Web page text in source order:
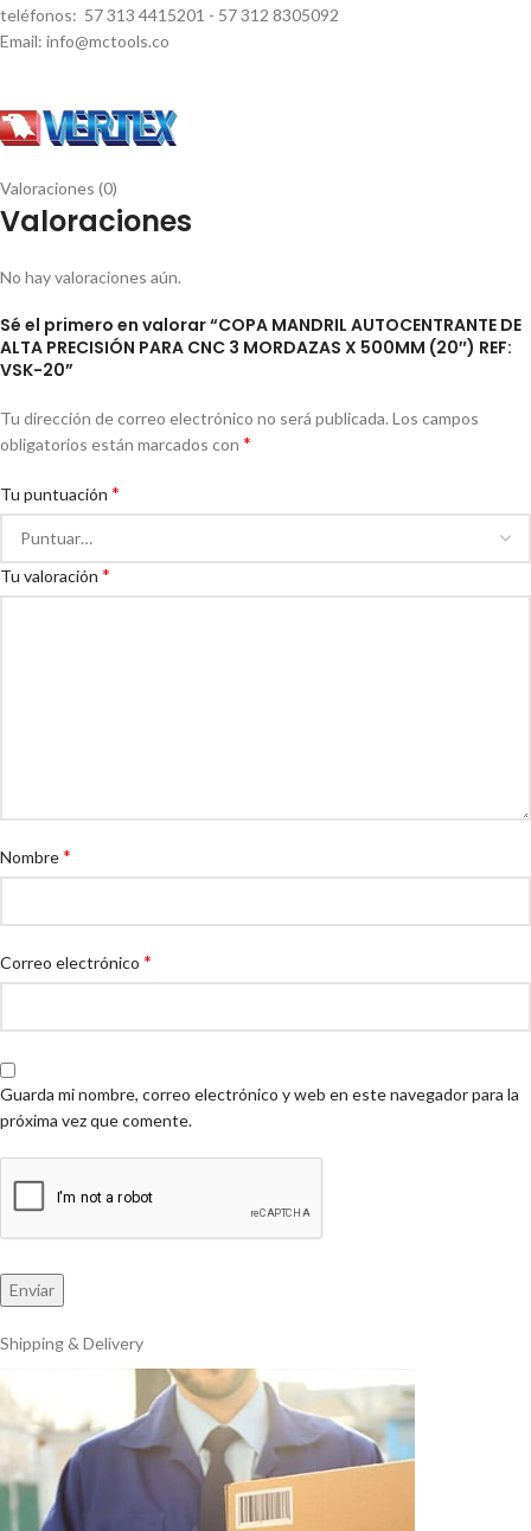
teléfonos: 57 313 4415201 - 57 312 8305092
Email: info@mctools.co
Valoraciones (0)
Valoraciones
No hay valoraciones aún.
Sé el primero en valorar “COPA MANDRIL AUTOCENTRANTE DE
ALTA PRECISIÓN PARA CNC 3 MORDAZAS X 500MM (20″) REF:
VSK-20”
Tu dirección de correo electrónico no será publicada. Los campos
obligatorios están marcados con *
Tu puntuación *
Tu valoración *
Nombre*
Correo electrónico *
Guarda mi nombre, correo electrónico y web en este navegador para la
próxima vez que comente.
Shipping & Delivery